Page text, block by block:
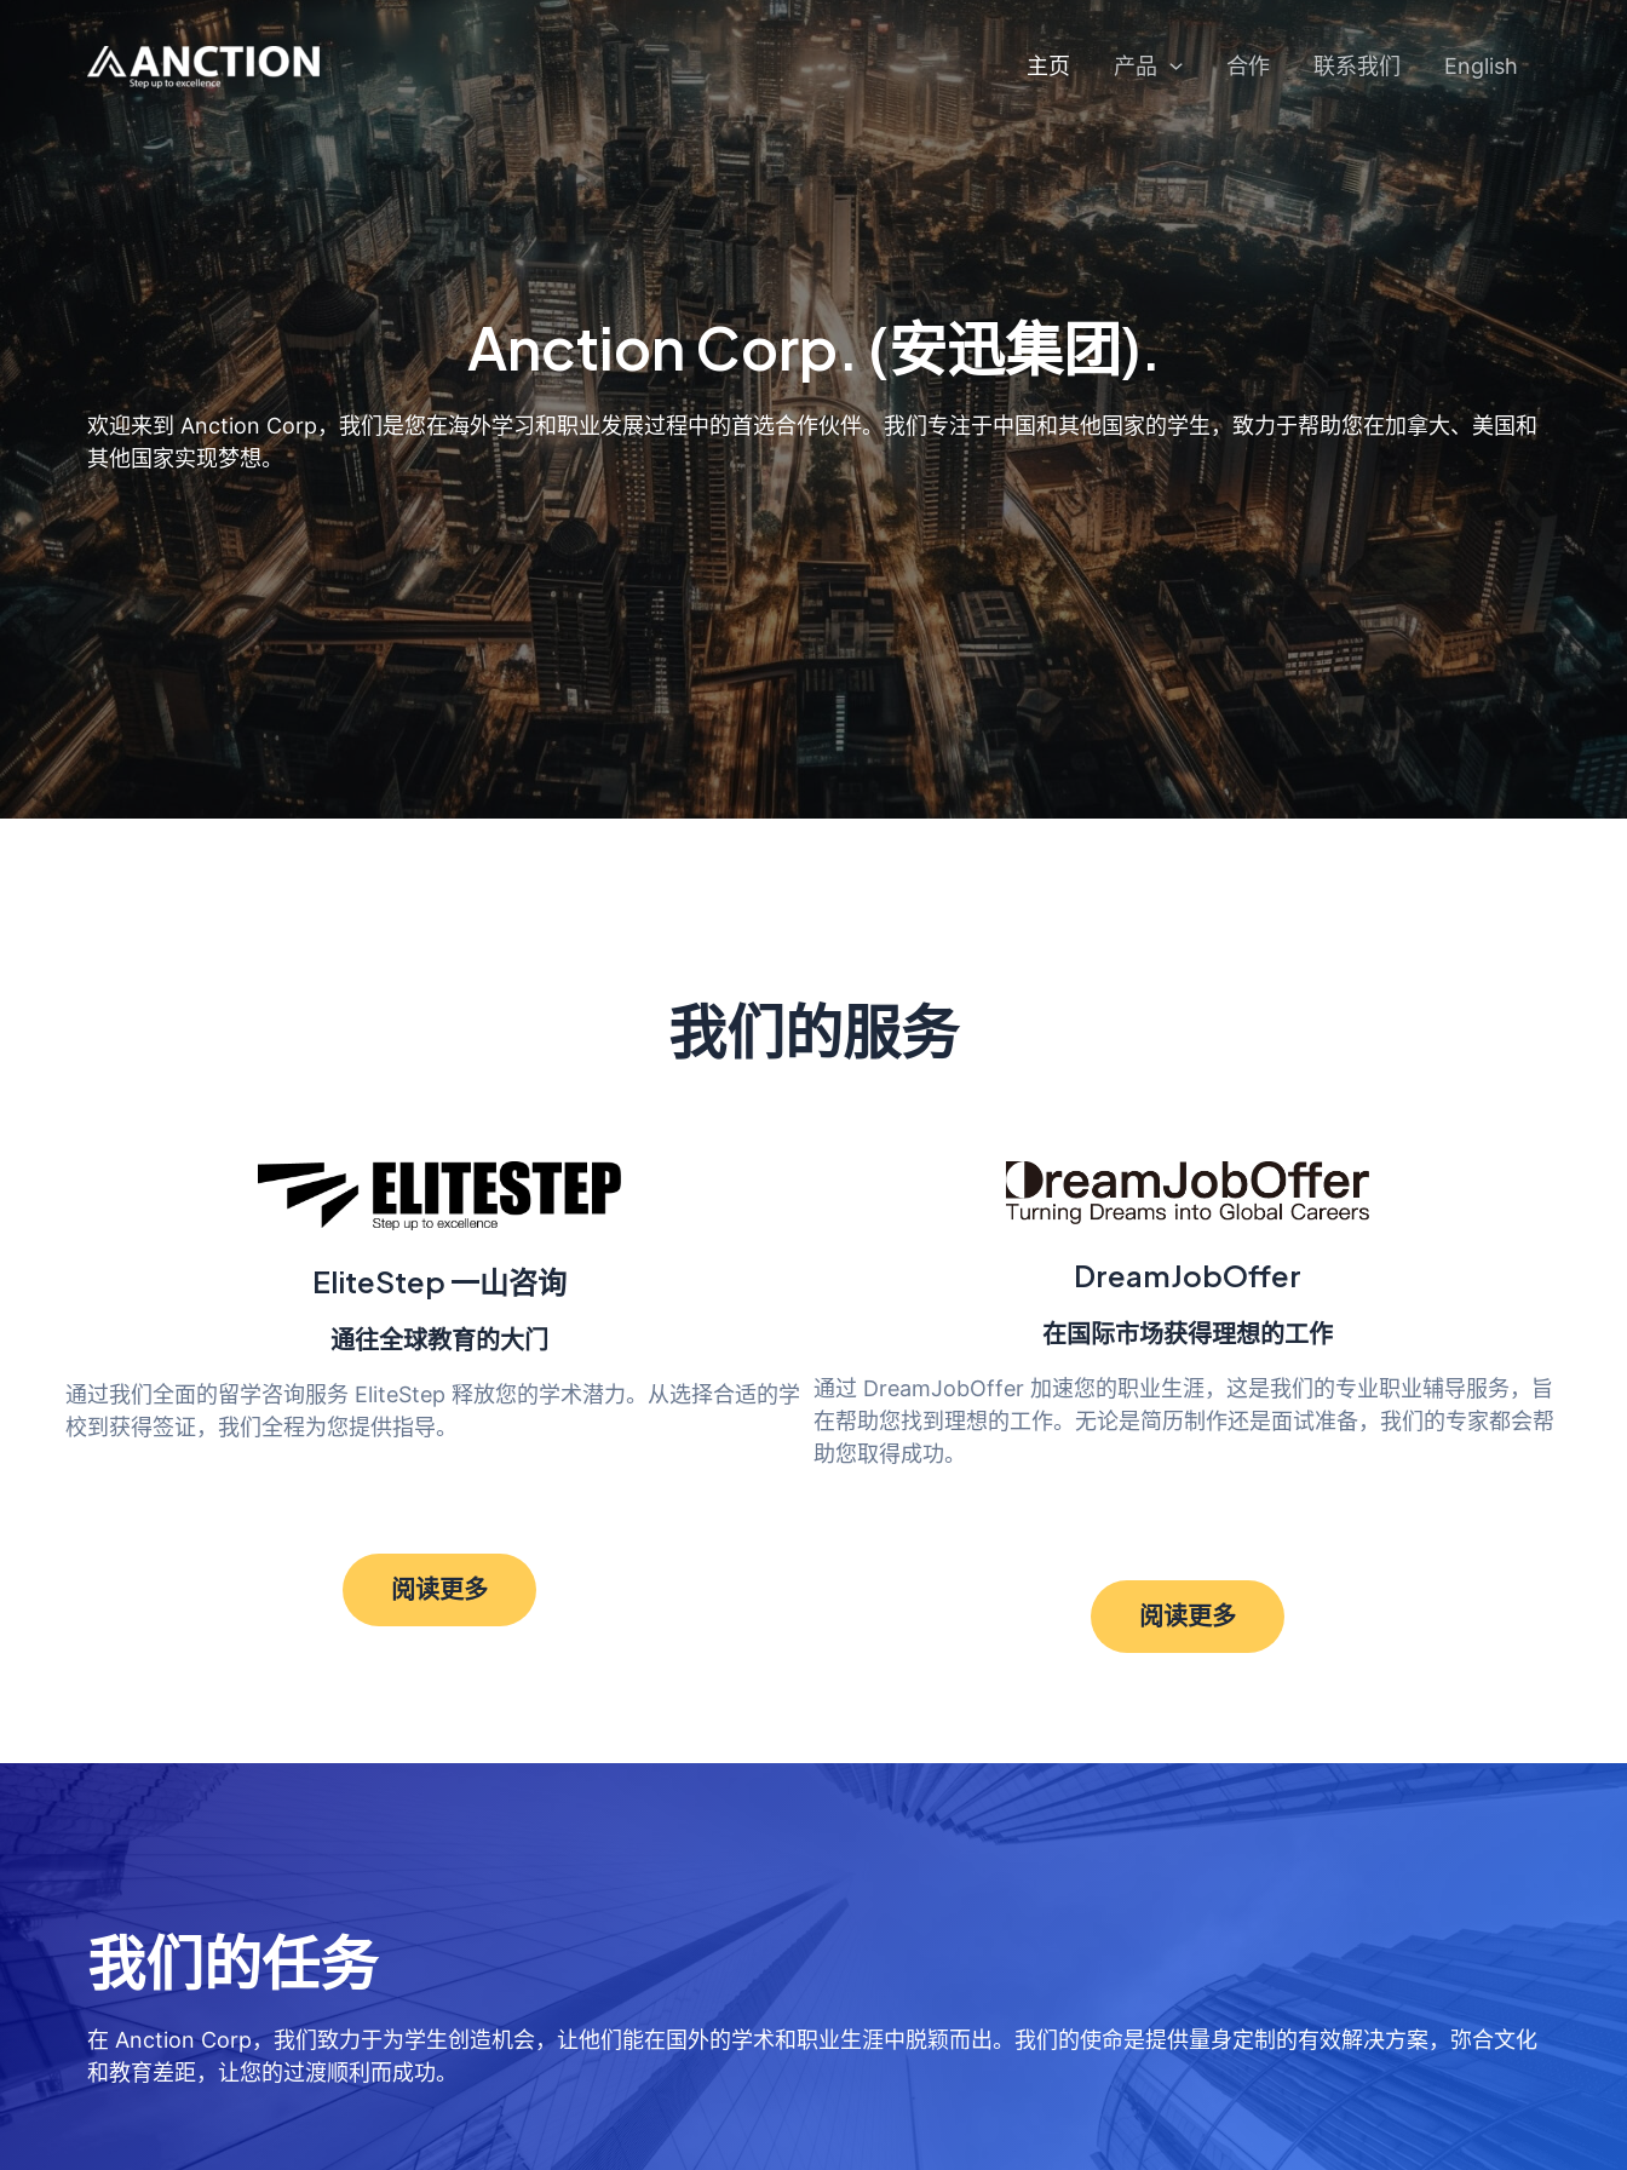
主页 产品 合作 联系我们 English
Anction Corp. (安迅集团).
欢迎来到 Anction Corp，我们是您在海外学习和职业发展过程中的首选合作伙伴。我们专注于中国和其他国家的学生，致力于帮助您在加拿大、美国和
其他国家实现梦想。
我们的服务
EliteStep 一山咨询
通往全球教育的大门
通过我们全面的留学咨询服务 EliteStep 释放您的学术潜力。从选择合适的学
校到获得签证，我们全程为您提供指导。
阅读更多
DreamJobOffer
在国际市场获得理想的工作
通过 DreamJobOffer 加速您的职业生涯，这是我们的专业职业辅导服务，旨
在帮助您找到理想的工作。无论是简历制作还是面试准备，我们的专家都会帮
助您取得成功。
阅读更多
我们的任务
在 Anction Corp，我们致力于为学生创造机会，让他们能在国外的学术和职业生涯中脱颖而出。我们的使命是提供量身定制的有效解决方案，弥合文化
和教育差距，让您的过渡顺利而成功。